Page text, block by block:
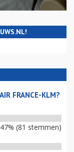
FRANCE-KLM?
47% (81 stemmen)